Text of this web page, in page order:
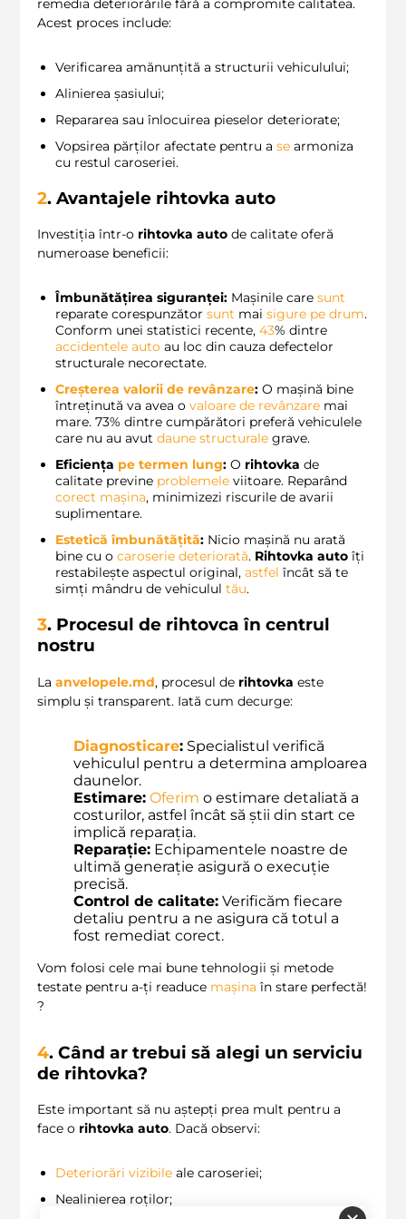
remedia deteriorările fără a compromite calitatea.
Acest proces include:
Verificarea amănunțită a structurii vehiculului;
Alinierea șasiului;
Repararea sau înlocuirea pieselor deteriorate;
Vopsirea părților afectate pentru a se armoniza
cu restul caroseriei.
2. Avantajele rihtovka auto
Investiția într-o rihtovka auto de calitate oferă
numeroase beneficii:
Îmbunătățirea siguranței: Mașinile care sunt
reparate corespunzător sunt mai sigure pe drum.
Conform unei statistici recente, 43% dintre
accidentele auto au loc din cauza defectelor
structurale necorectate.
Creșterea valorii de revânzare: O mașină bine
întreținută va avea o valoare de revânzare mai
mare. 73% dintre cumpărători preferă vehiculele
care nu au avut daune structurale grave.
Eficiența pe termen lung: O rihtovka de
calitate previne problemele viitoare. Reparând
corect mașina, minimizezi riscurile de avarii
suplimentare.
Estetică îmbunătățită: Nicio mașină nu arată
bine cu o caroserie deteriorată. Rihtovka auto îți
restabilește aspectul original, astfel încât să te
simți mândru de vehiculul tău.
3. Procesul de rihtovca în centrul
nostru
La anvelopele.md, procesul de rihtovka este
simplu și transparent. Iată cum decurge:
Diagnosticare: Specialistul verifică
vehiculul pentru a determina amploarea
daunelor.
Estimare: Oferim o estimare detaliată a
costurilor, astfel încât să știi din start ce
implică reparația.
Reparație: Echipamentele noastre de
ultimă generație asigură o execuție
precisă.
Control de calitate: Verificăm fiecare
detaliu pentru a ne asigura că totul a
fost remediat corect.
Vom folosi cele mai bune tehnologii și metode
testate pentru a-ți readuce mașina în stare perfectă!
?️
4. Când ar trebui să alegi un serviciu
de rihtovka?
Este important să nu aștepți prea mult pentru a
face o rihtovka auto. Dacă observi:
Deteriorări vizibile ale caroseriei;
Nealinierea roților;